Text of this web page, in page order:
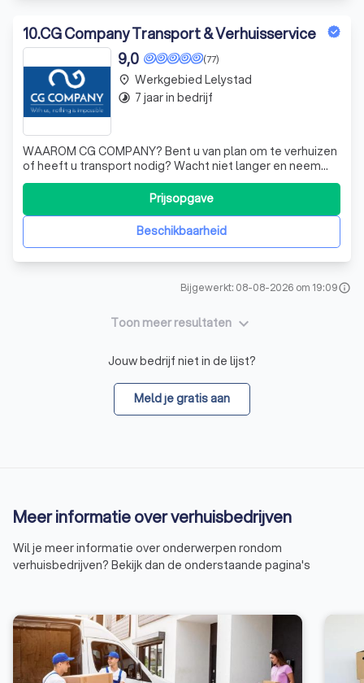
10.CG Company Transport & Verhuisservice
(77)
9,0
WAAROM CG COMPANY? Bent u van plan om te verhuizen
of heeft u transport nodig? Wacht niet langer en neem
contact op met CG Company! Scherp prijs voor de
hoogste kwaliteit ! With us, nothing is impossible! Geen
extra kosten! We brengen geen extra kosten in rekening
voor weekends en avonduren. U beta
Beschikbaarheid
Prijsopgave
place Werkgebied Lelystad
timelapse 7 jaar in bedrijf
Bijgewerkt: 08-08-2026 om 19:09info
Toon meer resultaten keyboard_arrow_down
Jouw bedrijf niet in de lijst?
Meld je gratis aan
Meer informatie over verhuisbedrijven
Wil je meer informatie over onderwerpen rondom
verhuisbedrijven? Bekijk dan de onderstaande pagina's